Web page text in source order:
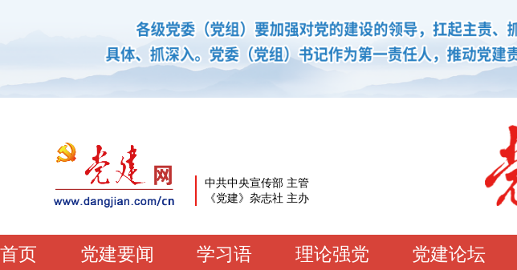
中共中央宣传部 主管
《党建》杂志社 主办
首页 党建要闻 学习语 理论强党 党建论坛